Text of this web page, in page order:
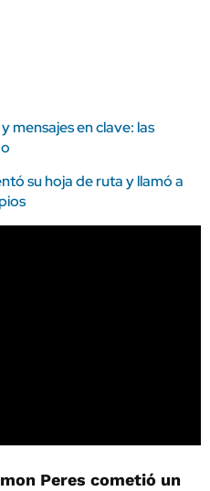
mensajes en clave: las
su hoja de ruta y llamó a
Peres cometió un